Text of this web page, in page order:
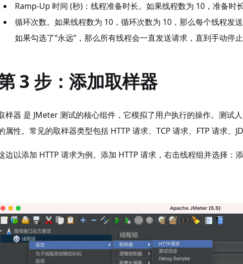
Ramp-Up 时间 (秒)：线程准备时长。如果线程数为 10，准备时
循环次数。如果线程数为 10，循环次数为 10，那么每个线程发
如果勾选了“永远”，那么所有线程会一直发送请求，直到手动停止
3 步：添加取样器
样器 是 JMeter 测试的核心组件，它模拟了用户执行的操作。测试
属性。常见的取样器类型包括 HTTP 请求、TCP 请求、FTP 请求、
边以添加 HTTP 请求为例。添加 HTTP 请求，右击线程组并选择：添